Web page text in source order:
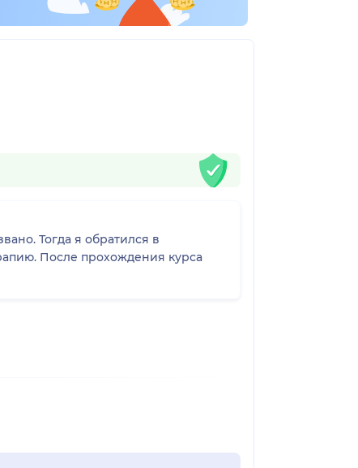
Тогда я обратился в
После прохождения курса